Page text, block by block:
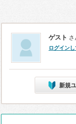
ゲスト さ
ログイン
新規